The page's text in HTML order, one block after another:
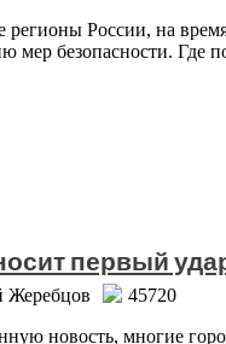
регионы России, на
мер безопасности. Где
первый
Жеребцов
45720
новость, многие